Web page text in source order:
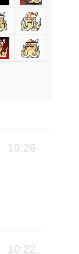
10:26
10:22